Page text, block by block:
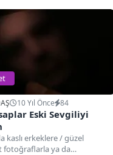
10 Yıl Önce 84
Eski Sevgiliyi
kaslı erkeklere / güzel
fotoğraflarla ya da